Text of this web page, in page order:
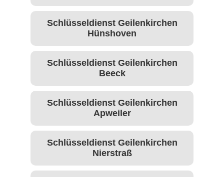
Schlüsseldienst Geilenkirchen
Hünshoven
Schlüsseldienst Geilenkirchen
Beeck
Schlüsseldienst Geilenkirchen
Apweiler
Schlüsseldienst Geilenkirchen
Nierstraß